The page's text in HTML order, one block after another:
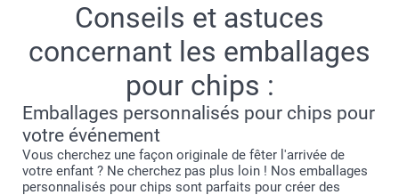
Conseils et astuces
concernant les emballages
pour chips :
Emballages personnalisés pour chips pour
votre événement
Vous cherchez une façon originale de fêter l'arrivée de
votre enfant ? Ne cherchez pas plus loin ! Nos emballages
personnalisés pour chips sont parfaits pour créer des